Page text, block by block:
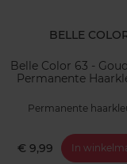
BELLE
Belle Color 63 -
Permanente
Permanente
€ 9,99 In